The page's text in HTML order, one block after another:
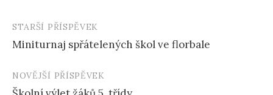
a
STARŠÍ PŘÍSPĚVEK
Miniturnaj spřátelených škol ve florbale
NOVĚJŠÍ PŘÍSPĚVEK